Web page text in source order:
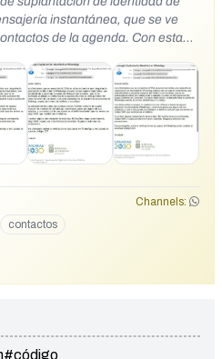
instantánea, que se ve
de la agenda. Con esta
Los delincuentes
víctimas a través de alguna
haciéndose pasar por
con la excusa de una avería en el
un código SMS que
contraseña, código SMS o
sensible. Rogamos extremen las
al escanear códigos QR.
Channels:
contactos
#código